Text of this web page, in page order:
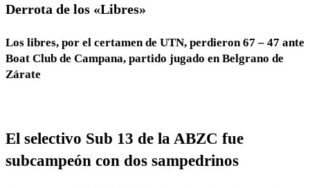
Derrota de los «Libres»
Los libres, por el certamen de UTN, perdieron 67 – 47 ante
Boat Club de Campana, partido jugado en Belgrano de
Zárate
El selectivo Sub 13 de la ABZC fue
subcampeón con dos sampedrinos